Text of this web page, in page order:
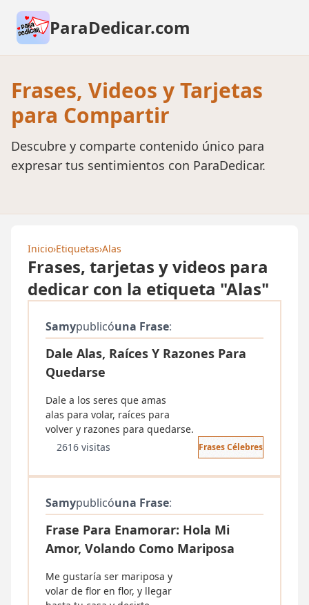
ParaDedicar.com
Frases, Videos y Tarjetas
para Compartir
Descubre y comparte contenido único para
expresar tus sentimientos con ParaDedicar.
Inicio›Etiquetas›Alas
Frases, tarjetas y videos para
dedicar con la etiqueta "Alas"
Samypublicóuna Frase:
Dale Alas, Raíces Y Razones Para
Quedarse
Dale a los seres que amas
alas para volar, raíces para
volver y razones para quedarse.
2616 visitas
Frases Célebres
Samypublicóuna Frase:
Frase Para Enamorar: Hola Mi
Amor, Volando Como Mariposa
Me gustaría ser mariposa y
volar de flor en flor, y llegar